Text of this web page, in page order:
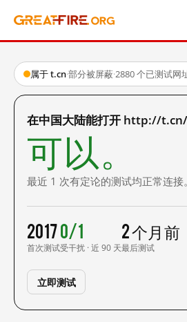
属于 t.cn·部分被屏蔽·2880 个已测试网
在中国大陆能打开 http://t.cn/
可以。
最近 1 次有定论的测试均正常连接。
2017
首次测试
0/1
受干扰 · 近 90 天
2 个月前
最后测试
立即测试